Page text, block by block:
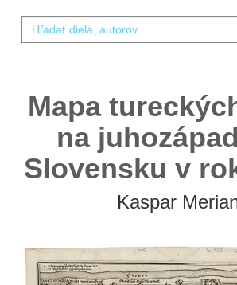
Mapa
na
Slovensku v
Kaspar